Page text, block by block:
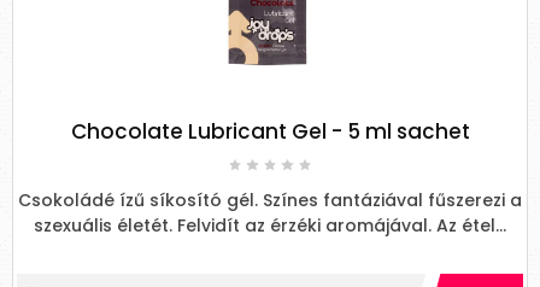
Chocolate Lubricant Gel - 5 ml sachet
Csokoládé ízű síkosító gél. Színes fantáziával fűszerezi a
szexuális életét. Felvidít az érzéki aromájával. Az étel...